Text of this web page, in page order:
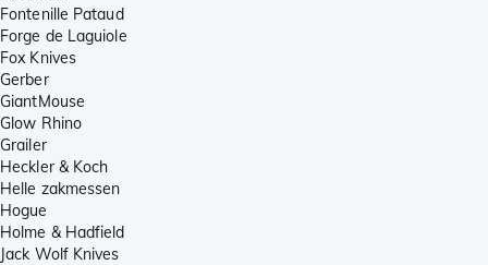
Fontenille Pataud
Forge de Laguiole
Fox Knives
Gerber
GiantMouse
Glow Rhino
Grailer
Heckler & Koch
Helle zakmessen
Hogue
Holme & Hadfield
Jack Wolf Knives